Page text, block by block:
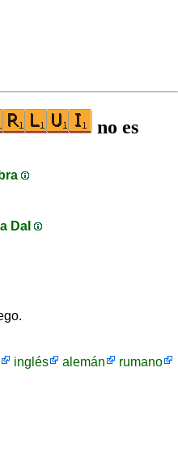
no es
DaI
inglés alemán
rumano